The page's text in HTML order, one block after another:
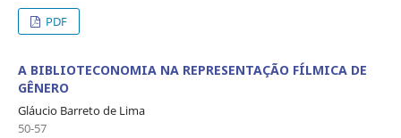
PDF
A BIBLIOTECONOMIA NA REPRESENTAÇÃO FÍLMICA DE
GÊNERO
Gláucio Barreto de Lima
50-57